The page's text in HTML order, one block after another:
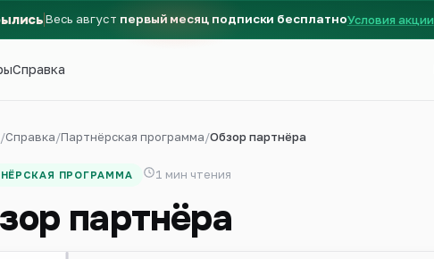
Весь август первый месяц подписки бесплатноУсловия акции
Справка
/Справка/Партнёрская программа/Обзор партнёра
ПРОГРАММА 1 мин чтения
партнёра